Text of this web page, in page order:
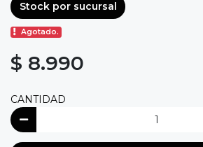
Stock por sucursal
Agotado.
$ 8.990
CANTIDAD